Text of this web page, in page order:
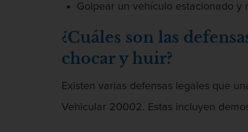
Golpear un vehículo estacionado y
¿Cuáles son las
chocar y huir?
Existen varias defensas legales que
Vehicular 20002. Estas incluyen